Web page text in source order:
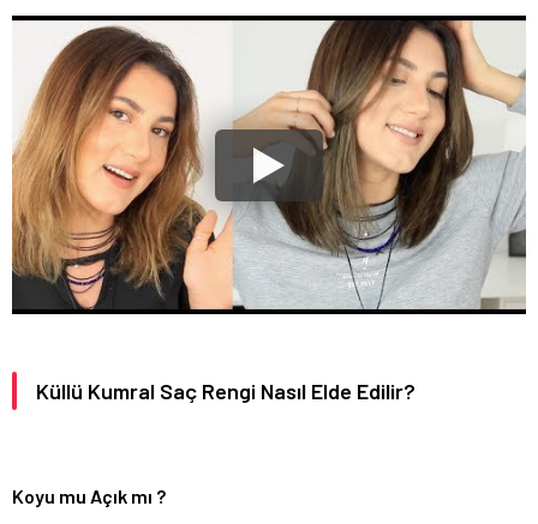
Küllü Kumral Saç Rengi Nasıl Elde Edilir?
Koyu mu Açık mı ?